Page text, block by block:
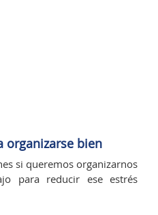
organizarse bien
si queremos organizarnos
para reducir ese estrés